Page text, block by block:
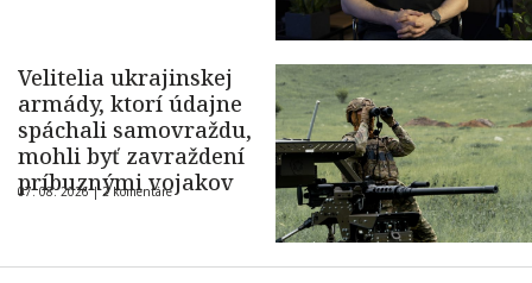
Velitelia ukrajinskej
armády, ktorí údajne
spáchali samovraždu,
mohli byť zavraždení
príbuznými vojakov
07. 08. 2026 |2 komentáre